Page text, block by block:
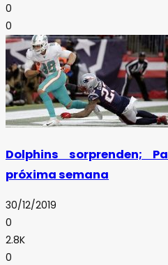
0
0
Dolphins sorprenden;
próxima semana
30/12/2019
0
2.8K
0